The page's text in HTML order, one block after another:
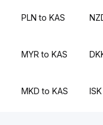
PLN to KAS
MYR to KAS
MKD to KAS